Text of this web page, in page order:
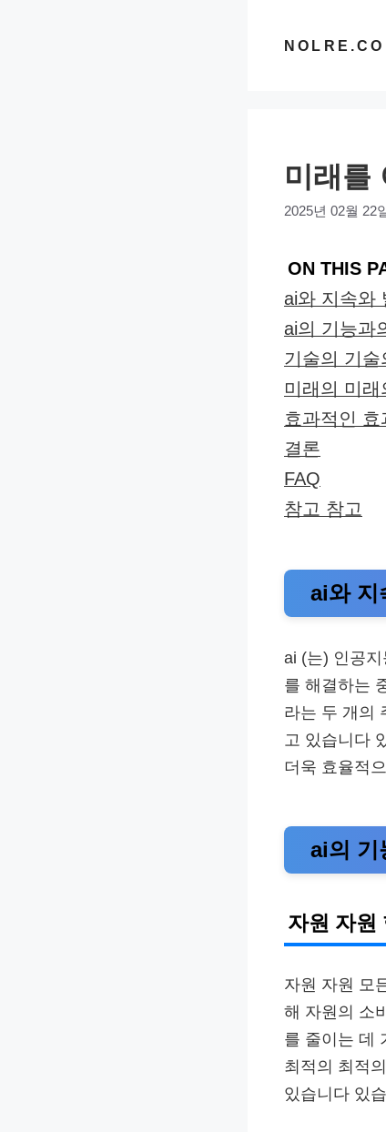
미래를
2025년 02월 22
ON THIS
ai와 지속와
ai의 기능과
기술의 기
미래의 미
효과적인
결론
FAQ
참고 참고
ai와 지
ai (는) 인공
를 해결하는
라는 두 개의
고 있습니다
더욱 효율적
ai의 기
자원 자원
자원 자원 모
해 자원의 소
를 줄이는 데
최적의 최적
있습니다 있